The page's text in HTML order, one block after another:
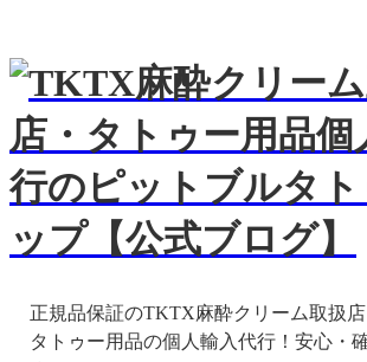
正規品保証のTKTX麻酔クリーム取扱店